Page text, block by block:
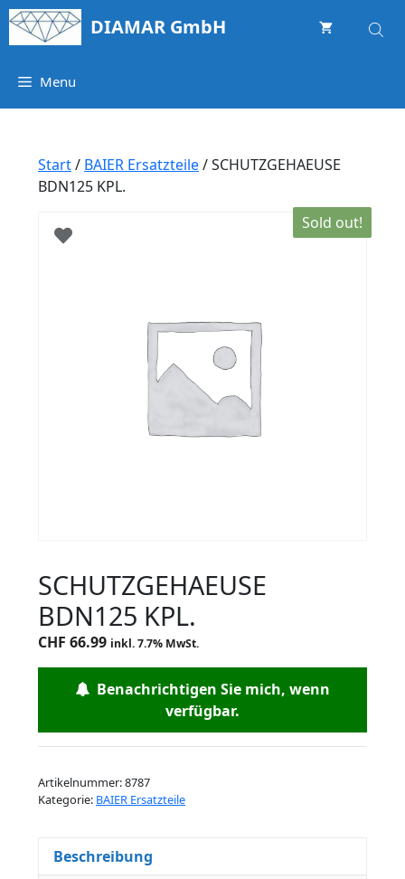
Springe
zum
DIAMAR GmbH
Menu
Start/ BAIER Ersatzteile/ SCHUTZGEHAEUSE
BDN125 KPL.
Sold out!
SCHUTZGEHAEUSE
BDN125 KPL.
CHF 66.99 inkl. 7.7% MwSt.
Benachrichtigen Sie mich, wenn
verfügbar.
Artikelnummer:8787
Kategorie: BAIER Ersatzteile
Beschreibung